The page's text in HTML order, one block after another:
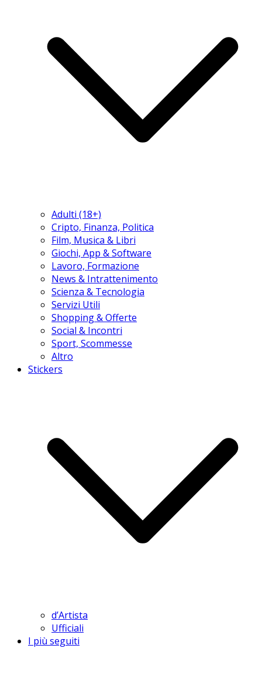
Adulti (18+)
Cripto, Finanza, Politica
Film, Musica & Libri
Giochi, App & Software
Lavoro, Formazione
News & Intrattenimento
Scienza & Tecnologia
Servizi Utili
Shopping & Offerte
Social & Incontri
Sport, Scommesse
Altro
Stickers
d’Artista
Ufficiali
I più seguiti